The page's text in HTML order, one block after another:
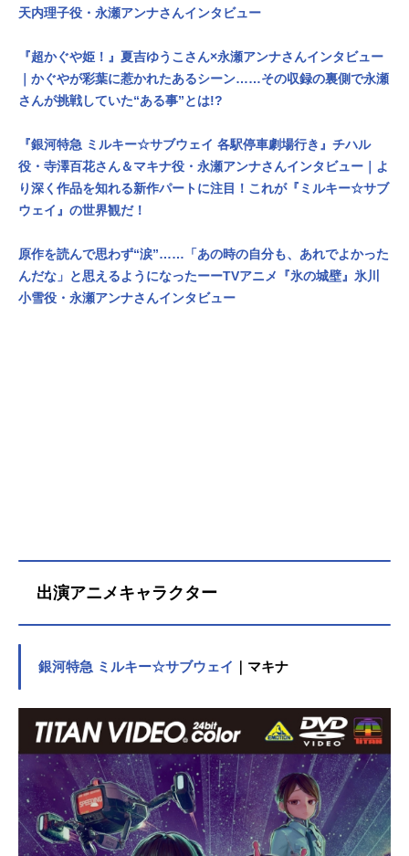
天内理子役・永瀬アンナさんインタビュー
『超かぐや姫！』夏吉ゆうこさん×永瀬アンナさんインタビュー
｜かぐやが彩葉に惹かれたあるシーン……その収録の裏側で永瀬
さんが挑戦していた“ある事”とは!?
『銀河特急 ミルキー☆サブウェイ 各駅停車劇場行き』チハル
役・寺澤百花さん＆マキナ役・永瀬アンナさんインタビュー｜よ
り深く作品を知れる新作パートに注目！これが『ミルキー☆サブ
ウェイ』の世界観だ！
原作を読んで思わず“涙”……「あの時の自分も、あれでよかった
んだな」と思えるようになったーーTVアニメ『氷の城壁』氷川
小雪役・永瀬アンナさんインタビュー
出演アニメキャラクター
銀河特急 ミルキー☆サブウェイ ｜マキナ